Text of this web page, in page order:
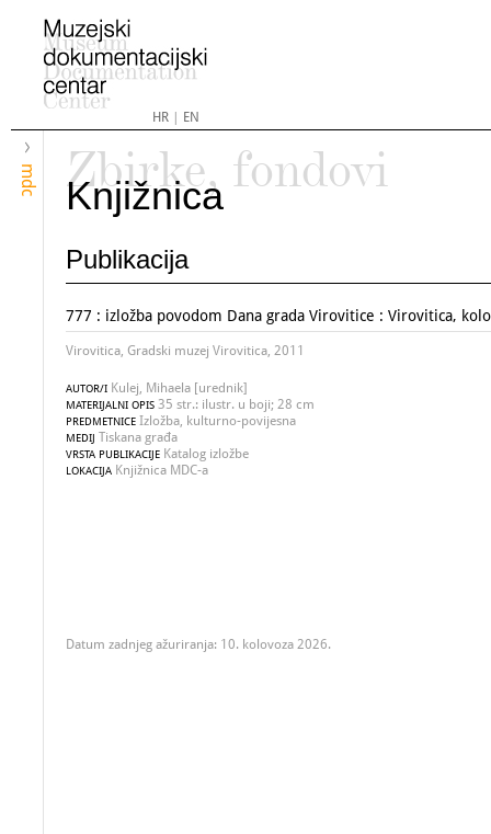
HR| EN
mdc
Zbirke, fondovi
Knjižnica
Publikacija
777 : izložba povodom Dana grada Virovitice : Virovitica,
Virovitica, Gradski muzej Virovitica, 2011
AUTOR/I Kulej, Mihaela [urednik]
MATERIJALNI OPIS 35 str.: ilustr. u boji; 28 cm
PREDMETNICE Izložba, kulturno-povijesna
MEDIJ Tiskana građa
VRSTA PUBLIKACIJE Katalog izložbe
LOKACIJA Knjižnica MDC-a
Datum zadnjeg ažuriranja: 10. kolovoza 2026.